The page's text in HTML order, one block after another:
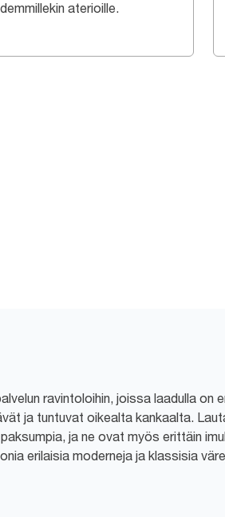
aterioille.
ravintoloihin, joissa laadulla on
ja tuntuvat oikealta kankaalta.
ja ne ovat myös erittäin
erilaisia moderneja ja klassisia